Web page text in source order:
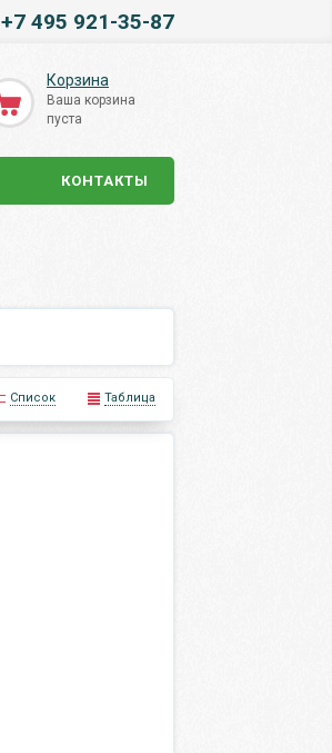
+7 495 921-35-87
Корзина
Ваша корзина
пуста
КОНТАКТЫ
Список Таблица